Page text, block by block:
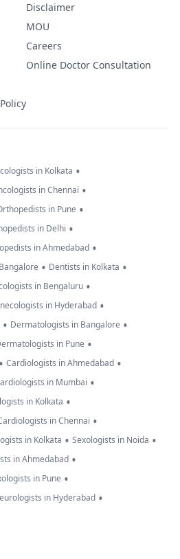
Disclaimer
MOU
Careers
Online Doctor Consultation
in Kolkata •
in Chennai •
in Pune •
in Delhi •
in Ahmedabad •
• Dentists in Kolkata •
in Bengaluru •
in Hyderabad •
• Dermatologists in Bangalore •
in Pune •
• Cardiologists in Ahmedabad •
in Mumbai •
in Kolkata •
in Chennai •
in Kolkata • Sexologists in Noida •
in Ahmedabad •
in Pune •
in Hyderabad •